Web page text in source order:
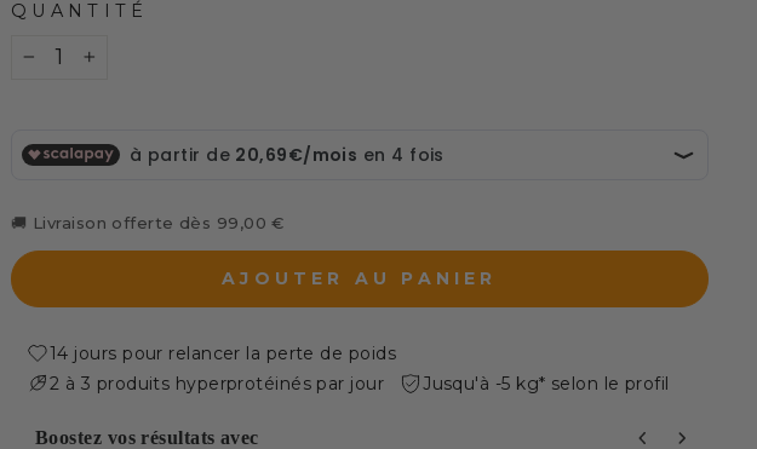
QUANTITÉ
🚚 Livraison offerte dès 99,00 €
AJOUTER AU PANIER
14 jours pour relancer la perte de poids
2 à 3 produits hyperprotéinés par jour
Jusqu'à -5 kg* selon le profil
Boostez vos résultats avec